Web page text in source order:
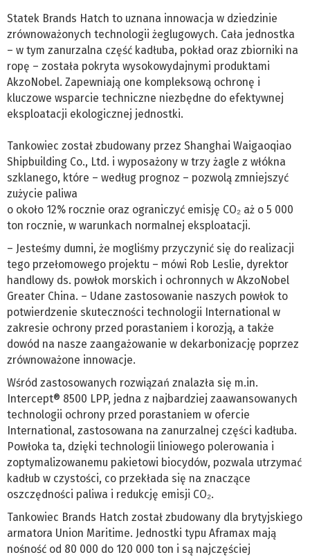
Statek Brands Hatch to uznana innowacja w dziedzinie
zrównoważonych technologii żeglugowych. Cała jednostka
– w tym zanurzalna część kadłuba, pokład oraz zbiorniki na
ropę – została pokryta wysokowydajnymi produktami
AkzoNobel. Zapewniają one kompleksową ochronę i
kluczowe wsparcie techniczne niezbędne do efektywnej
eksploatacji ekologicznej jednostki.
Tankowiec został zbudowany przez Shanghai Waigaoqiao
Shipbuilding Co., Ltd. i wyposażony w trzy żagle z włókna
szklanego, które – według prognoz – pozwolą zmniejszyć
zużycie paliwa
o około 12% rocznie oraz ograniczyć emisję CO₂ aż o 5 000
ton rocznie, w warunkach normalnej eksploatacji.
– Jesteśmy dumni, że mogliśmy przyczynić się do realizacji
tego przełomowego projektu – mówi Rob Leslie, dyrektor
handlowy ds. powłok morskich i ochronnych w AkzoNobel
Greater China. – Udane zastosowanie naszych powłok to
potwierdzenie skuteczności technologii International w
zakresie ochrony przed porastaniem i korozją, a także
dowód na nasze zaangażowanie w dekarbonizację poprzez
zrównoważone innowacje.
Wśród zastosowanych rozwiązań znalazła się m.in.
Intercept® 8500 LPP, jedna z najbardziej zaawansowanych
technologii ochrony przed porastaniem w ofercie
International, zastosowana na zanurzalnej części kadłuba.
Powłoka ta, dzięki technologii liniowego polerowania i
zoptymalizowanemu pakietowi biocydów, pozwala utrzymać
kadłub w czystości, co przekłada się na znaczące
oszczędności paliwa i redukcję emisji CO₂.
Tankowiec Brands Hatch został zbudowany dla brytyjskiego
armatora Union Maritime. Jednostki typu Aframax mają
nośność od 80 000 do 120 000 ton i są najczęściej